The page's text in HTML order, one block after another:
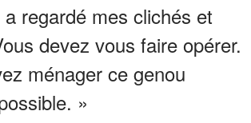
regardé mes clichés et
devez vous faire opérer.
ménager ce genou
»